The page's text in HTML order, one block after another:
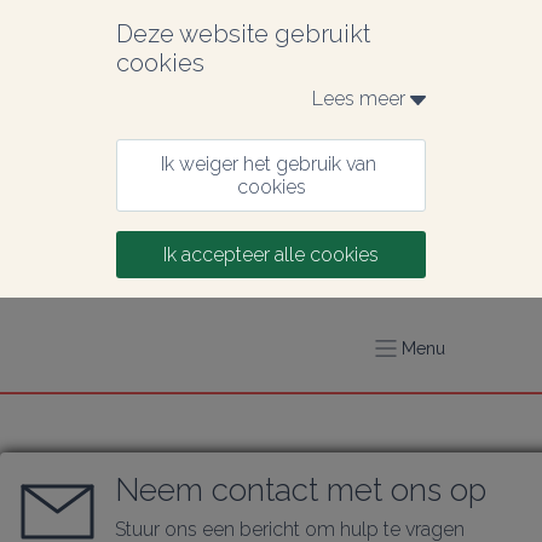
Deze website gebruikt
cookies
Lees meer
Ik weiger het gebruik van
cookies
Ik accepteer alle cookies
Menu
Neem contact met ons op
Stuur ons een bericht om hulp te vragen